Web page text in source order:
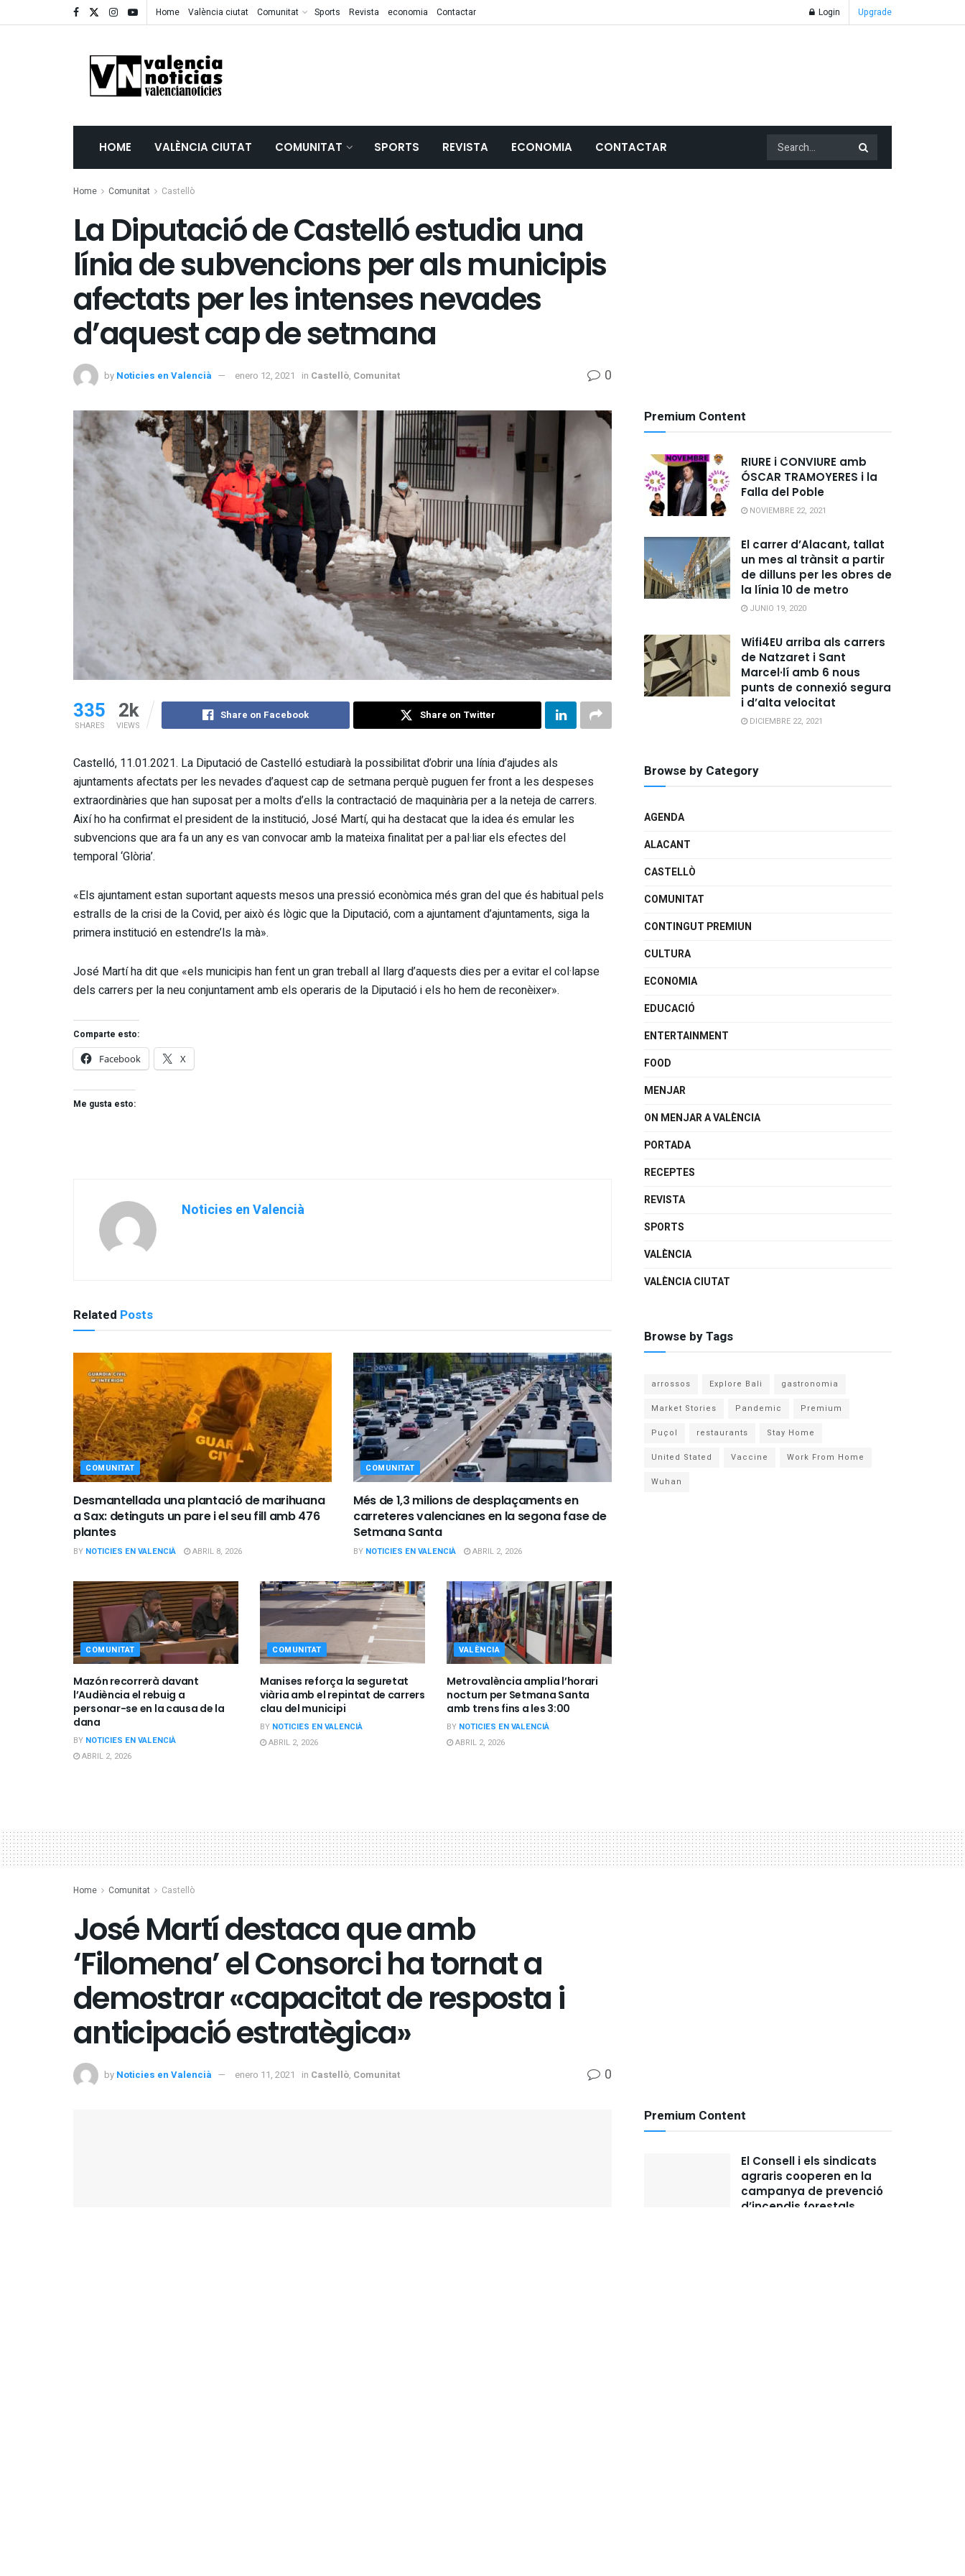
Home València ciutat Comunitat Sports Revista economia Contactar Login Upgrade
HOME VALÈNCIA CIUTAT COMUNITAT SPORTS REVISTA ECONOMIA CONTACTAR
Home Comunitat Castellò
La Diputació de Castelló estudia una
línia de subvencions per als municipis
afectats per les intenses nevades
d’aquest cap de setmana
by Noticies en Valencià enero 12, 2021 in Castellò, Comunitat 0
335
SHARES
2k
VIEWS
Share on Facebook Share on Twitter
Castelló, 11.01.2021. La Diputació de Castelló estudiarà la possibilitat d’obrir una línia d’ajudes als
ajuntaments afectats per les nevades d’aquest cap de setmana perquè puguen fer front a les despeses
extraordinàries que han suposat per a molts d’ells la contractació de maquinària per a la neteja de carrers.
Així ho ha confirmat el president de la institució, José Martí, qui ha destacat que la idea és emular les
subvencions que ara fa un any es van convocar amb la mateixa finalitat per a pal·liar els efectes del
temporal ‘Glòria’.
«Els ajuntament estan suportant aquests mesos una pressió econòmica més gran del que és habitual pels
estralls de la crisi de la Covid, per això és lògic que la Diputació, com a ajuntament d’ajuntaments, siga la
primera institució en estendre’ls la mà».
José Martí ha dit que «els municipis han fent un gran treball al llarg d’aquests dies per a evitar el col·lapse
dels carrers per la neu conjuntament amb els operaris de la Diputació i els ho hem de reconèixer».
Comparte esto:
Facebook
X
Me gusta esto:
Noticies en Valencià
Related Posts
COMUNITAT
Desmantellada una plantació de marihuana
a Sax: detinguts un pare i el seu fill amb 476
plantes
BY NOTICIES EN VALENCIÀ ABRIL 8, 2026
COMUNITAT
Més de 1,3 milions de desplaçaments en
carreteres valencianes en la segona fase de
Setmana Santa
BY NOTICIES EN VALENCIÀ ABRIL 2, 2026
COMUNITAT
Mazón recorrerà davant
l’Audiència el rebuig a
personar-se en la causa de la
dana
BY NOTICIES EN VALENCIÀ
ABRIL 2, 2026
COMUNITAT
Manises reforça la seguretat
viària amb el repintat de carrers
clau del municipi
BY NOTICIES EN VALENCIÀ
ABRIL 2, 2026
VALÈNCIA
Metrovalència amplia l’horari
nocturn per Setmana Santa
amb trens fins a les 3:00
BY NOTICIES EN VALENCIÀ
ABRIL 2, 2026
Premium Content
RIURE i CONVIURE amb
ÓSCAR TRAMOYERES i la
Falla del Poble
NOVIEMBRE 22, 2021
El carrer d’Alacant, tallat
un mes al trànsit a partir
de dilluns per les obres de
la línia 10 de metro
JUNIO 19, 2020
Wifi4EU arriba als carrers
de Natzaret i Sant
Marcel·lí amb 6 nous
punts de connexió segura
i d’alta velocitat
DICIEMBRE 22, 2021
Browse by Category
AGENDA
ALACANT
CASTELLÒ
COMUNITAT
CONTINGUT PREMIUN
CULTURA
ECONOMIA
EDUCACIÓ
ENTERTAINMENT
FOOD
MENJAR
ON MENJAR A VALÈNCIA
PORTADA
RECEPTES
REVISTA
SPORTS
VALÈNCIA
VALÈNCIA CIUTAT
Browse by Tags
arrossos Explore Bali
gastronomia
Market Stories
Pandemic
Premium
Puçol
restaurants
Stay Home
United Stated
Vaccine
Work From Home
Wuhan
Home Comunitat Castellò
José Martí destaca que amb
‘Filomena’ el Consorci ha tornat a
demostrar «capacitat de resposta i
anticipació estratègica»
by Noticies en Valencià enero 11, 2021 in Castellò, Comunitat 0
Premium Content
El Consell i els sindicats
agraris cooperen en la
campanya de prevenció
d’incendis forestals